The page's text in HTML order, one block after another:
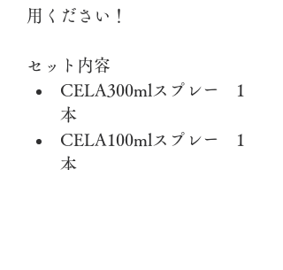
用ください！
セット内容
CELA300mlスプレー　1
本
CELA100mlスプレー　1
本